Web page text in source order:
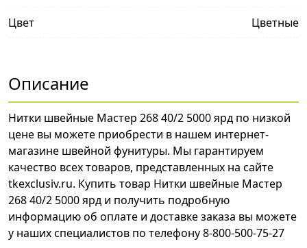
Цвет Цветные
Описание
Нитки швейные Мастер 268 40/2 5000 ярд по низкой
цене вы можете приобрести в нашем интернет-
магазине швейной фунитуры. Мы гарантируем
качество всех товаров, представленных на сайте
tkexclusiv.ru. Купить товар Нитки швейные Мастер
268 40/2 5000 ярд и получить подробную
информацию об оплате и доставке заказа вы можете
у наших специалистов по телефону 8-800-500-75-27